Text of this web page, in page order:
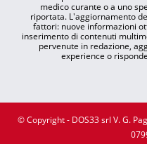
medico curante o a uno
riportata. L'aggiornamento
fattori: nuove informazioni
inserimento di contenuti
pervenute in redazione,
experience o
© Copyright - DOS33 srl V. G.